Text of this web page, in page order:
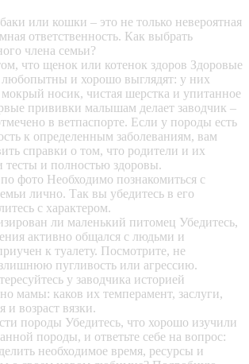
или кошки – это не только невероятная
ответственность. Как выбрать
члена семьи?
что щенок или котенок здоров Здоровые
и хорошо выглядят: у них
мокрый носик, чистая шерстка и упитанное
прививки малышам делает заводчик –
в ветпаспорте. Если у породы есть
к определенным заболеваниям, вам
справки о том, что родители и их
тесты и полностью здоровы.
фото Необходимо познакомиться с
лично. Так вы убедитесь в его
с характером.
ли маленький питомец Убедитесь,
активно общался с людьми и
к туалету. Посмотрите, не
пугливость или агрессию.
у заводчика историей
мамы: каков их темперамент, заслуги,
и возраст вязки.
породы Убедитесь, что хорошо изучили
породы, и ответьте себе на вопрос:
необходимое время, ресурсы и